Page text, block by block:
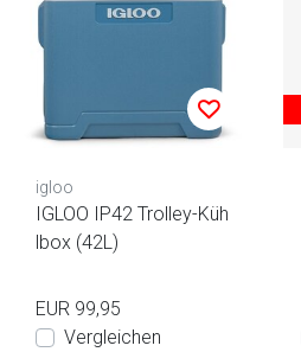
igloo
IGLOO IP42 Trolley-Küh
lbox (42L)
EUR 99,95
Vergleichen